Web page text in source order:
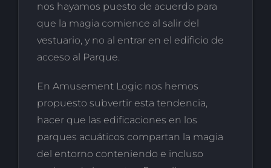
nos hayamos puesto de acuerdo para
que la magia comience al salir del
vestuario, y no al entrar en el edificio de
acceso al Parque.
En Amusement Logic nos hemos
propuesto subvertir esta tendencia,
hacer que las edificaciones en los
parques acuáticos compartan la magia
del entorno conteniendo e incluso